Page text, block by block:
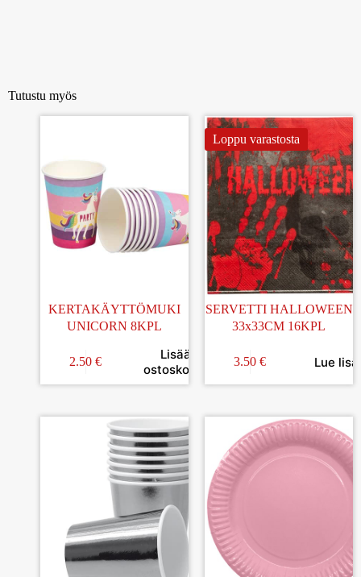
Tutustu myös
KERTAKÄYTTÖMUKI
UNICORN 8KPL
2.50 €
Lisää
ostoskoriin
Loppu varastosta
SERVETTI HALLOWEEN
33x33CM 16KPL
3.50 € Lue